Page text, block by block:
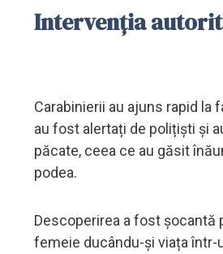
Intervenția
Carabinierii au ajuns rapid
au fost alertați de polițiști și
păcate, ceea ce au găsit
podea.
Descoperirea a fost șocantă
femeie ducându-și viața